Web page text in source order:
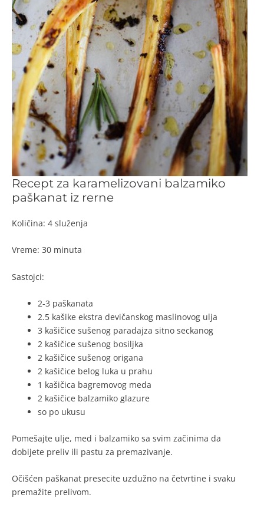
Recept za karamelizovani balzamiko
paškanat iz rerne
Količina: 4 služenja
Vreme: 30 minuta
Sastojci:
2-3 paškanata
2.5 kašike ekstra devičanskog maslinovog ulja
3 kašičice sušenog paradajza sitno seckanog
2 kašičice sušenog bosiljka
2 kašičice sušenog origana
2 kašičice belog luka u prahu
1 kašičica bagremovog meda
2 kašičice balzamiko glazure
so po ukusu
Pomešajte ulje, med i balzamiko sa svim začinima da
dobijete preliv ili pastu za premazivanje.
Očišćen paškanat presecite uzdužno na četvrtine i svaku
premažite prelivom.